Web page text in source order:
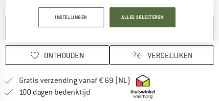
Aantal:
IN DE WINKELMAND
ONTHOUDEN VERGELIJKEN
Gratis verzending vanaf € 69 (NL) Vind hier de
100 dagen bedenktijd Vind de betalingsinformatie hier!
INSTELLINGEN ALLES SELECTEREN